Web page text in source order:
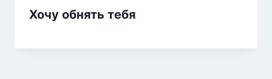
Хочу обнять тебя